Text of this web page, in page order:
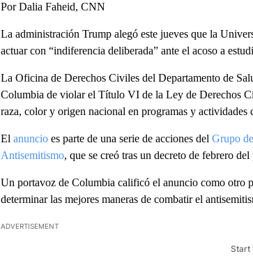
Por Dalia Faheid, CNN
La administración Trump alegó este jueves que la
actuar con “indiferencia deliberada” ante el acoso a
La Oficina de Derechos Civiles del Departamento de
Columbia de violar el Título VI de la Ley de Derechos
raza, color y origen nacional en programas y actividades
El anuncioes parte de una serie de acciones del Grupo
Antisemitismo, que se creó tras un decreto de febrero
Un portavoz de Columbia calificó el anuncio como otro
determinar las mejores maneras de combatir el
ADVERTISEMENT
Start